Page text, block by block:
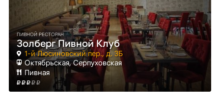
ПИВНОЙ РЕСТОРАН
Золберг Пивной Клуб
1-й Люсиновский пер., д. 3Б
Октябрьская, Серпуховская
Пивная